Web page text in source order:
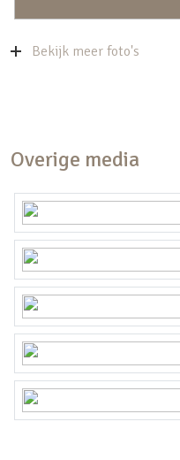
Bekijk meer foto's
Overige media